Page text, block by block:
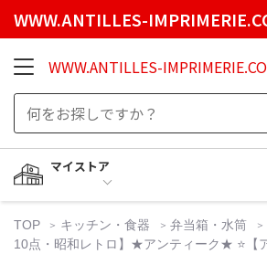
WWW.ANTILLES-
WWW.ANTILLES-
マイストア
TOP キッチン・食器 弁当箱・水筒
10点・昭和レトロ】★アンティーク★ ⭐️【